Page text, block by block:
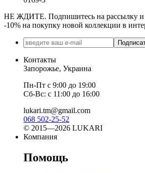
НЕ ЖДИТЕ. Подпишитесь на рассылку и
-10% на покупку новой коллекции в
Контакты
Запорожье, Украина
Пн-Пт с 9:00 до 19:00
Сб-Вс: с 11:00 до 16:00
lukari.tm@gmail.com
068 502-25-52
© 2015—2026 LUKARI
Компания
Помощь